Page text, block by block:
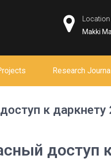
Location
Makki
Research
к даркнету
доступ